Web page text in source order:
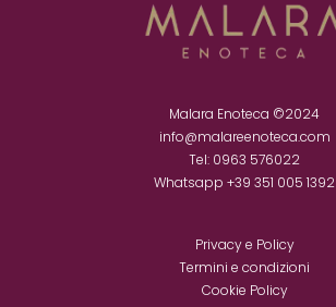
Malara Enoteca ©2024
info@malareenoteca.com
Tel: 0963 576022
Whatsapp ‪ +39 351 005 1392‬
Privacy e Policy
Termini e condizioni
Cookie Policy